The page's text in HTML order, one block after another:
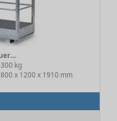
Arbeitskorb Typ RAK-slim feuerverzinkt
300 kg
800 x 1200 x 1910 mm